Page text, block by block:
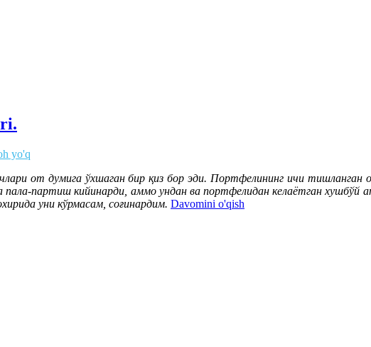
yo'q
от думига ўхшаган бир қиз бор эди. Портфелининг ичи тишланган
партиш кийинарди, аммо ундан ва портфелидан келаётган хушбўй
уни кўрмасам, соғинардим. Davomini o'qish